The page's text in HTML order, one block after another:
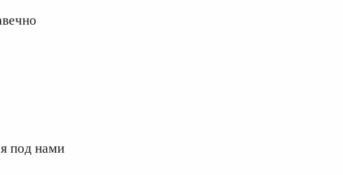
под нами